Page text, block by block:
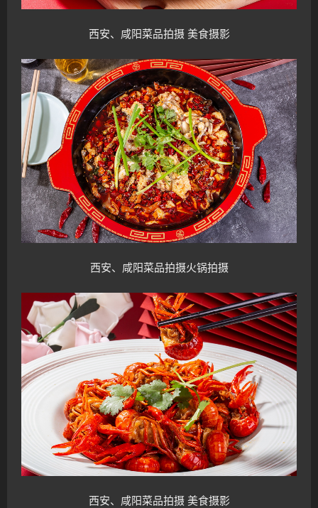
西安、咸阳菜品拍摄 美食摄影
西安、咸阳菜品拍摄火锅拍摄
西安、咸阳菜品拍摄 美食摄影